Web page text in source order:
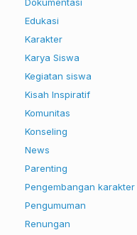
Edukasi
Karakter
Karya Siswa
Kegiatan siswa
Kisah Inspiratif
Komunitas
Konseling
News
Parenting
Pengembangan karakter
Pengumuman
Renungan